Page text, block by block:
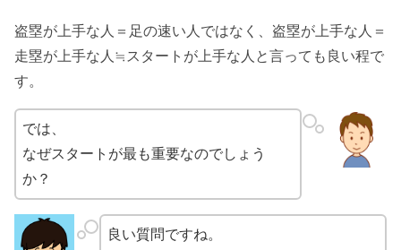
盗塁が上手な人＝足の速い人ではなく、盗塁が上手な人＝
走塁が上手な人≒スタートが上手な人と言っても良い程で
す。
では、
なぜスタートが最も重要なのでしょう
か？
良い質問ですね。